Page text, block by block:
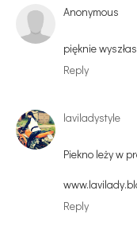
Anonymous
pięknie
Reply
laviladystyle
Piekno leży w
Reply